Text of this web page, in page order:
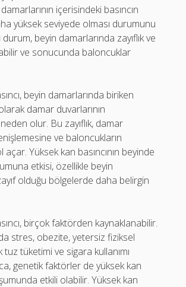
içerisindeki basıncın
yüksek seviyede olması durumunu
beyin damarlarında zayıflık ve
ve sonucunda baloncuklar
beyin damarlarında biriken
damar duvarlarının
olur. Bu zayıflık, damar
ve baloncukların
açar. Yüksek kan basıncının beyinde
etkisi, özellikle beyin
olduğu bölgelerde daha belirgin
birçok faktörden kaynaklanabilir.
stres, obezite, yetersiz fiziksel
tuz tüketimi ve sigara kullanımı
genetik faktörler de yüksek kan
etkili olabilir. Yüksek kan